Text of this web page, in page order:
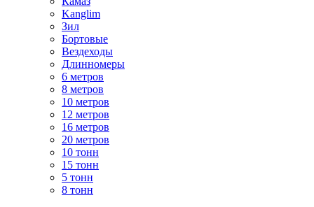
Kanglim
Зил
Бортовые
Вездеходы
Длинномеры
6 метров
8 метров
10 метров
12 метров
16 метров
20 метров
10 тонн
15 тонн
5 тонн
8 тонн